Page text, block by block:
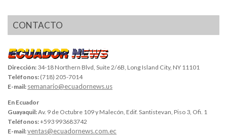
CONTACTO
Dirección: 34-18 Northern Blvd, Suite 2/6B, Long Island City, NY 11101
Teléfonos: (718) 205-7014
E-mail: semanario@ecuadornews.us
En Ecuador
Guayaquil:Av. 9 de Octubre 109 y Malecón, Edif. Santistevan, Piso 3, Ofi. 1
Teléfonos:+593 993683742
E-mail:ventas@ecuadornews.com.ec